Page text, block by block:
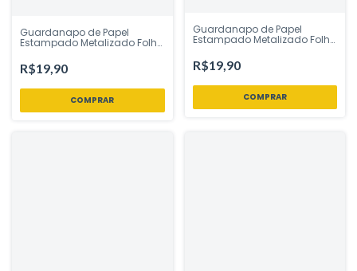
Guardanapo de Papel
Estampado Metalizado Folha
Brinde Dourado 32x32 cm
Silver Festas - Inspire sua
R$19,90
Guardanapo de Papel
Estampado Metalizado Folha
32x32 cm Silver Festas -
Inspire sua Festa
R$19,90